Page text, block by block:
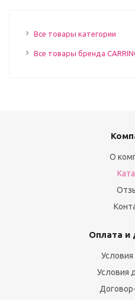
Все товары категории
Все товары бренда
О
Оплата и
Условия